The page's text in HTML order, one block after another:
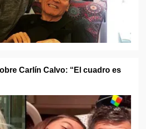
Carlín Calvo: “El cuadro es